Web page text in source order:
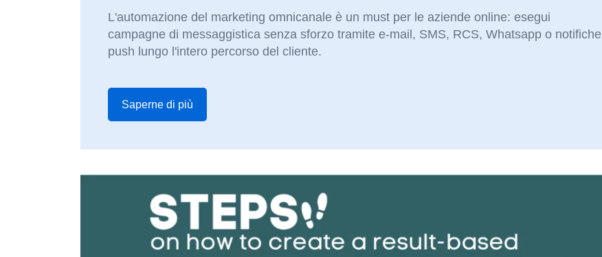
L'automazione del marketing omnicanale è un must per le aziende online: esegui
campagne di messaggistica senza sforzo tramite e-mail, SMS, RCS, Whatsapp o notifiche
push lungo l'intero percorso del cliente.
Saperne di più